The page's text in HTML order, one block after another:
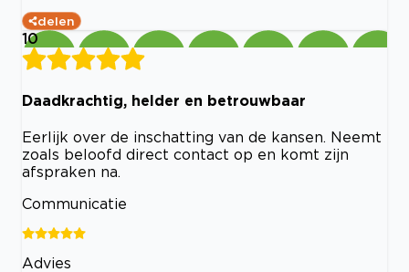
delen
10
Daadkrachtig, helder en betrouwbaar
Eerlijk over de inschatting van de kansen. Neemt
zoals beloofd direct contact op en komt zijn
afspraken na.
Communicatie
Advies